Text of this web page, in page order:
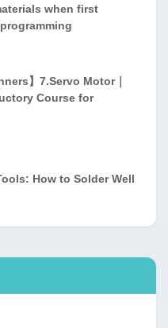
when first
】7.Servo Motor｜
Course for
How to Solder Well